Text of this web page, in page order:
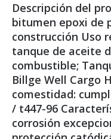
Descripción del
bitumen epoxi de
construcción Uso
tanque de aceite
combustible;
Billge Well Cargo
comestidad:
/ t447-96
corrosión